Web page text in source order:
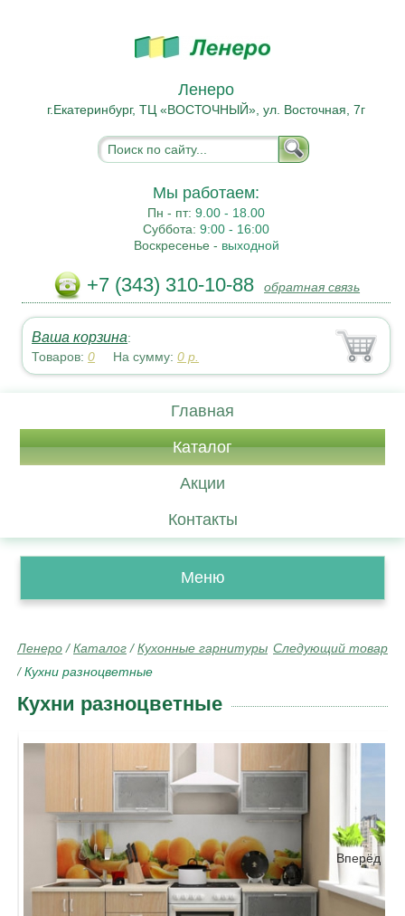
Ленеро
г.Екатеринбург, ТЦ «ВОСТОЧНЫЙ», ул. Восточная, 7г
Мы работаем:
Пн - пт:9.00 - 18.00
Суббота:9:00 - 16:00
Воскресенье - выходной
+7 (343) 310-10-88 обратная связь
Ваша корзина:
Товаров:0 На сумму:0 р.
Главная
Каталог
Акции
Контакты
Меню
Следующий товар
Ленеро /Каталог /Кухонные гарнитуры
/Кухни разноцветные
Кухни разноцветные
Вперёд